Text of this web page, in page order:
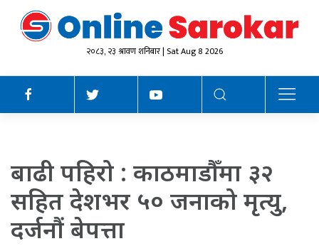
२०८३, २३ श्रावण शनिबार | Sat Aug 8 2026
बाढी पहिरो : काठमाडौँमा ३२
सहित देशभर ५० जनाको मृत्यु,
दर्जनौं बेपत्ता